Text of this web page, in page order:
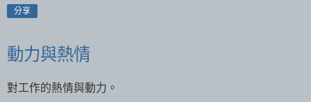
分享
動力與熱情
對工作的熱情與動力。